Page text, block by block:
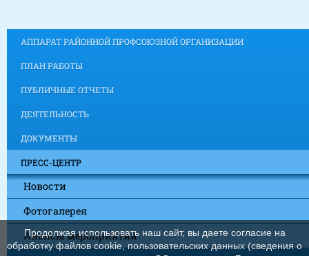
АППАРАТ РАЙОННОЙ ПРОФСОЮЗНОЙ ОРГАНИЗАЦИИ
ПЛАН РАБОТЫ
ПУБЛИЧНЫЕ ОТЧЕТЫ
ДЕЯТЕЛЬНОСТЬ
ДОКУМЕНТЫ
ПРЕСС-ЦЕНТР
Новости
Фотогалерея
Анонсы мероприятий
Продолжая использовать наш сайт, вы даете согласие на
обработку файлов cookie, пользовательских данных (сведения о